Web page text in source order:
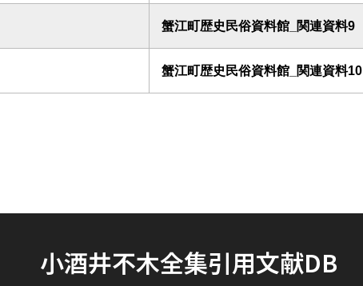
蟹江町歴史民俗資料館_関連資料9
蟹江町歴史民俗資料館_関連資料10
小酒井不木全集引用文献DB